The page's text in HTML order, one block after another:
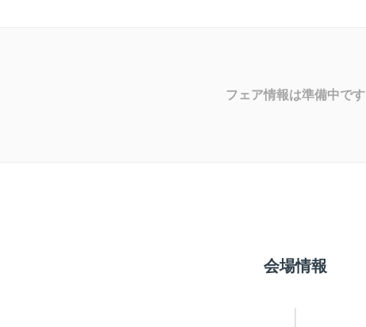
フェア情報は準備中です
会場情報